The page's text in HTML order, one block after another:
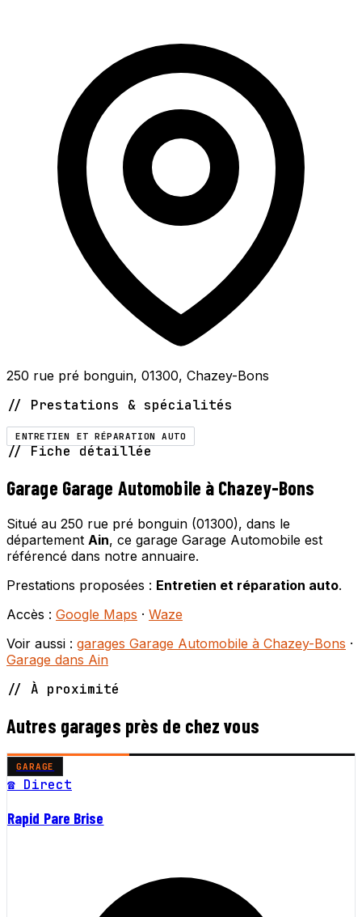
250 rue pré bonguin, 01300, Chazey-Bons
// Prestations & spécialités
ENTRETIEN ET RÉPARATION AUTO
// Fiche détaillée
Garage Garage Automobile à Chazey-Bons
Situé au 250 rue pré bonguin (01300), dans le
département Ain, ce garage Garage Automobile est
référencé dans notre annuaire.
Prestations proposées : Entretien et réparation auto.
Accès : Google Maps · Waze
Voir aussi : garages Garage Automobile à Chazey-Bons ·
Garage dans Ain
// À proximité
Autres garages près de chez vous
GARAGE
☎ Direct
Rapid Pare Brise